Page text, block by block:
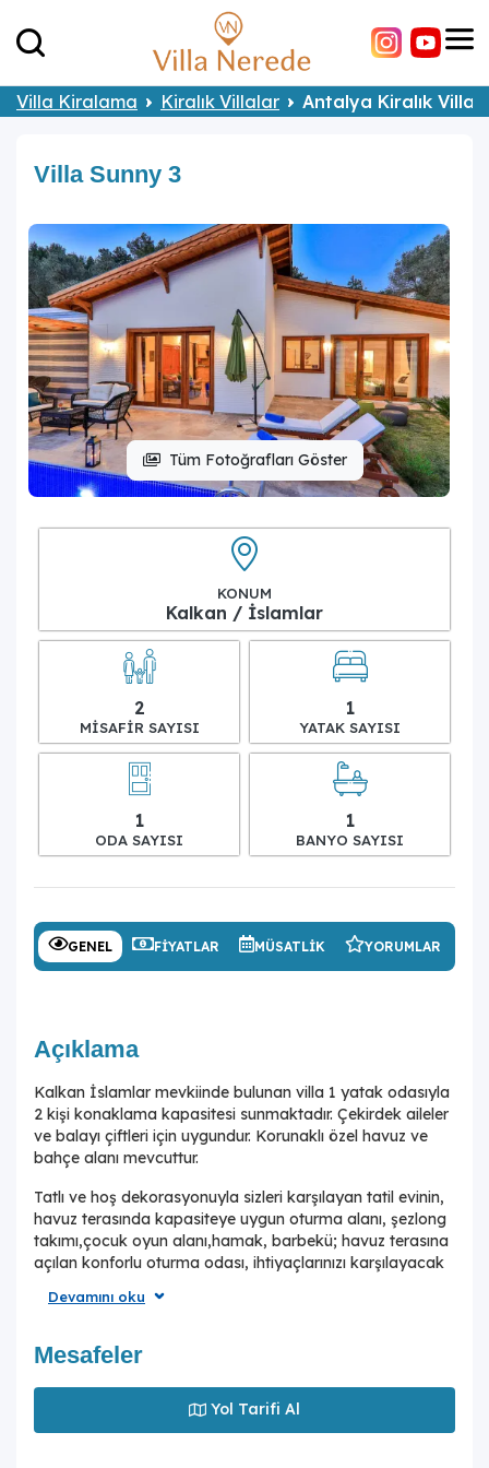
Villa Kiralama Kiralık Villalar Antalya Kiralık
Villa Sunny 3
Tüm Fotoğrafları Göster
KONUM
Kalkan / İslamlar
2
MISAFIR SAYISI
1
YATAK SAYISI
1
ODA SAYISI
1
BANYO SAYISI
GENEL FIYATLAR MÜSATLIK YORUMLAR
Açıklama
Kalkan İslamlar mevkiinde bulunan villa 1 yatak odasıyla
2 kişi konaklama kapasitesi sunmaktadır. Çekirdek aileler
ve balayı çiftleri için uygundur. Korunaklı özel havuz ve
bahçe alanı mevcuttur.
Tatlı ve hoş dekorasyonuyla sizleri karşılayan tatil evinin,
havuz terasında kapasiteye uygun oturma alanı, şezlong
takımı,çocuk oyun alanı,hamak, barbekü; havuz terasına
açılan konforlu oturma odası, ihtiyaçlarınızı karşılayacak
kişilik yatak, ebeveyn banyosu, ve jakuzi mevcuttur.
için tatil evi, siz değerli misafirlerine kapılarını
Devamını oku
Mesafeler
Yol Tarifi Al